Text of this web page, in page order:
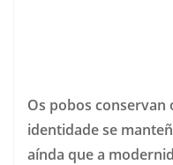
Os pobos conservan
identidade se
aínda que a